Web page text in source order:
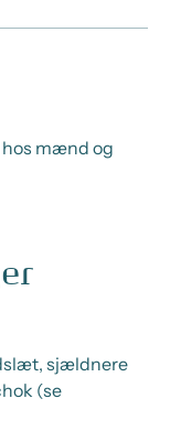
mænd og
sjældnere
(se